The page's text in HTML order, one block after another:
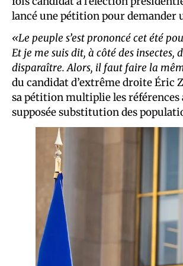
lancé une pétition pour
«Le peuple s’est prononcé cet été
Et je me suis dit, à côté des insectes,
disparaître. Alors, il faut faire la
du candidat d’extrême droite Éric
sa pétition multiplie les références
supposée substitution des